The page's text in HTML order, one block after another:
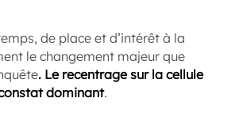
de place et d’intérêt à la
le changement majeur que
. Le recentrage sur la cellule
dominant.